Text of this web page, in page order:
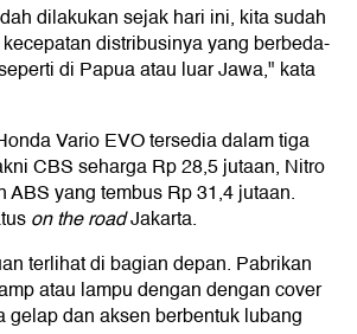
dilakukan sejak hari ini, kita sudah
distribusinya yang berbeda-
di Papua atau luar Jawa," kata
Vario EVO tersedia dalam tiga
CBS seharga Rp 28,5 jutaan, Nitro
ABS yang tembus Rp 31,4 jutaan.
on the roadJakarta.
terlihat di bagian depan. Pabrikan
atau lampu dengan dengan cover
gelap dan aksen berbentuk lubang